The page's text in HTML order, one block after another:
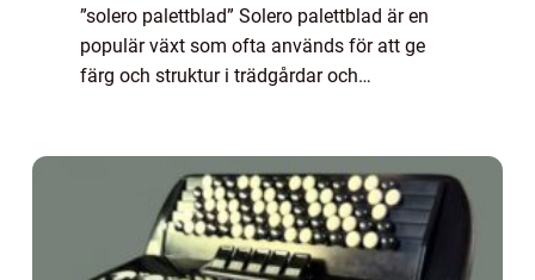
”solero palettblad” Solero palettblad är en
populär växt som ofta används för att ge
färg och struktur i trädgårdar och